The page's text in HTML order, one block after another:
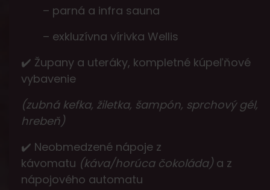
– parná a infra sauna
– exkluzívna vírivka Wellis
✔️ Župany a uteráky, kompletné kúpeľňové
vybavenie
(zubná kefka, žiletka, šampón, sprchový gél,
hrebeň)
✔️ Neobmedzené nápoje z
kávomatu (káva/horúca čokoláda) a z
nápojového automatu